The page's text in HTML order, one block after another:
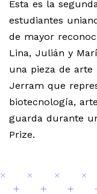
Esta es la
estudiantes
de mayor
Lina, Julián y
una pieza de
Jerram que
biotecnología,
guarda durante
Prize.